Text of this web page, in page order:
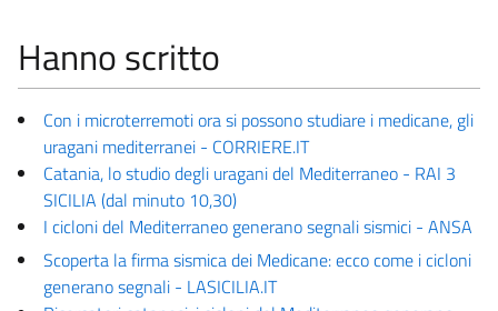
Hanno scritto
Con i microterremoti ora si possono studiare i medicane, gli
uragani mediterranei - CORRIERE.IT
Catania, lo studio degli uragani del Mediterraneo - RAI 3
SICILIA (dal minuto 10,30)
I cicloni del Mediterraneo generano segnali sismici - ANSA
Scoperta la firma sismica dei Medicane: ecco come i cicloni
generano segnali - LASICILIA.IT